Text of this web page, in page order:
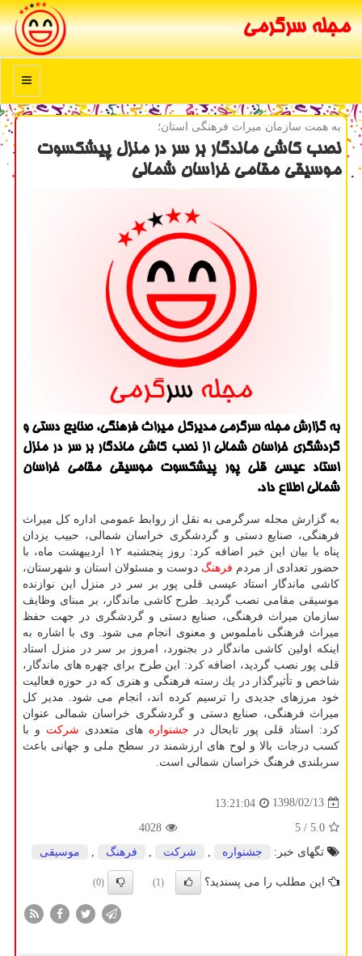
مجله سرگرمی
منو
به همت سازمان میراث فرهنگی استان؛
نصب كاشی ماندگار بر سر در منزل پیشكسوت
موسیقی مقامی خراسان شمالی
به گزارش مجله سرگرمی مدیركل میراث فرهنگی، صنایع دستی و
گردشگری خراسان شمالی از نصب كاشی ماندگار بر سر در منزل
استاد عیسی قلی پور پیشكسوت موسیقی مقامی خراسان
شمالی اطلاع داد.
به گزارش مجله سرگرمی به نقل از روابط عمومی اداره كل میراث
فرهنگی، صنایع دستی و گردشگری خراسان شمالی، حبیب یزدان
پناه با بیان این خبر اضافه كرد: روز پنجشنبه ۱۲ اردیبهشت ماه، با
حضور تعدادی از مردم فرهنگ دوست و مسئولان استان و شهرستان،
كاشی ماندگار استاد عیسی قلی پور بر سر در منزل این نوازنده
موسیقی مقامی نصب گردید. طرح كاشی ماندگار، بر مبنای وظایف
سازمان میراث فرهنگی، صنایع دستی و گردشگری در جهت حفظ
میراث فرهنگی ناملموس و معنوی انجام می شود. وی با اشاره به
اینكه اولین كاشی ماندگار در بجنورد، امروز بر سر در منزل استاد
قلی پور نصب گردید، اضافه كرد: این طرح برای چهره های ماندگار،
شاخص و تأثیرگذار در یك رسته فرهنگی و هنری كه در حوزه فعالیت
خود مرزهای جدیدی را ترسیم كرده اند، انجام می شود. مدیر كل
میراث فرهنگی، صنایع دستی و گردشگری خراسان شمالی عنوان
كرد: استاد قلی پور تابحال در جشنواره های متعددی شركت و با
كسب درجات بالا و لوح های ارزشمند در سطح ملی و جهانی باعث
سربلندی فرهنگ خراسان شمالی است.
1398/02/13
13:21:04
5.0
/ 5
4028
تگهای خبر:
جشنواره شركت فرهنگ موسیقی
این مطلب را می پسندید؟ (1)
(0)